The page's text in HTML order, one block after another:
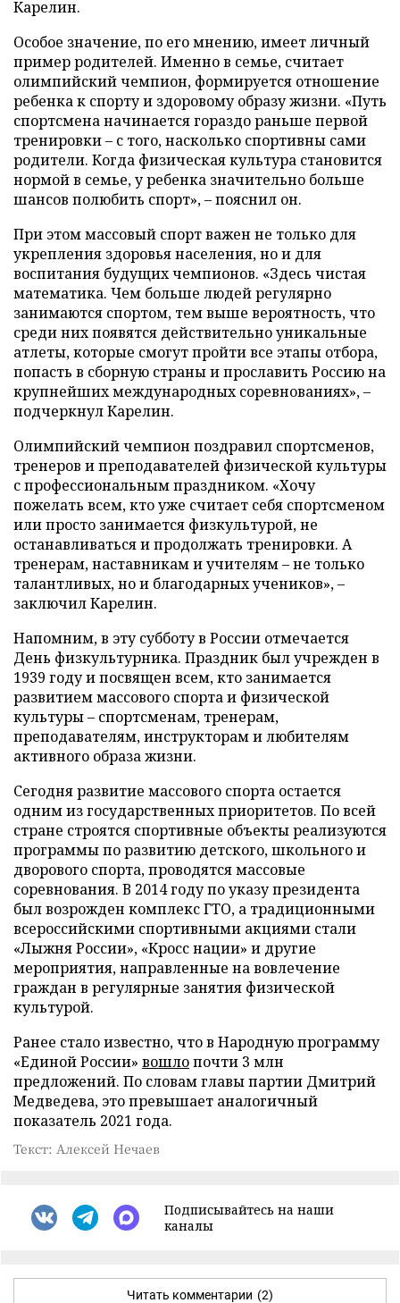
Карелин.
Особое значение, по его мнению, имеет личный
пример родителей. Именно в семье, считает
олимпийский чемпион, формируется отношение
ребенка к спорту и здоровому образу жизни. «Путь
спортсмена начинается гораздо раньше первой
тренировки – с того, насколько спортивны сами
родители. Когда физическая культура становится
нормой в семье, у ребенка значительно больше
шансов полюбить спорт», – пояснил он.
При этом массовый спорт важен не только для
укрепления здоровья населения, но и для
воспитания будущих чемпионов. «Здесь чистая
математика. Чем больше людей регулярно
занимаются спортом, тем выше вероятность, что
среди них появятся действительно уникальные
атлеты, которые смогут пройти все этапы отбора,
попасть в сборную страны и прославить Россию на
крупнейших международных соревнованиях», –
подчеркнул Карелин.
Олимпийский чемпион поздравил спортсменов,
тренеров и преподавателей физической культуры
с профессиональным праздником. «Хочу
пожелать всем, кто уже считает себя спортсменом
или просто занимается физкультурой, не
останавливаться и продолжать тренировки. А
тренерам, наставникам и учителям – не только
талантливых, но и благодарных учеников», –
заключил Карелин.
Напомним, в эту субботу в России отмечается
День физкультурника. Праздник был учрежден в
1939 году и посвящен всем, кто занимается
развитием массового спорта и физической
культуры – спортсменам, тренерам,
преподавателям, инструкторам и любителям
активного образа жизни.
Сегодня развитие массового спорта остается
одним из государственных приоритетов. По всей
стране строятся спортивные объекты реализуются
программы по развитию детского, школьного и
дворового спорта, проводятся массовые
соревнования. В 2014 году по указу президента
был возрожден комплекс ГТО, а традиционными
всероссийскими спортивными акциями стали
«Лыжня России», «Кросс нации» и другие
мероприятия, направленные на вовлечение
граждан в регулярные занятия физической
культурой.
Ранее стало известно, что в Народную программу
«Единой России» вошлопочти 3 млн
предложений. По словам главы партии Дмитрий
Медведева, это превышает аналогичный
показатель 2021 года.
Текст: Алексей Нечаев
Подписывайтесь на наши
каналы
Читать комментарии (2)